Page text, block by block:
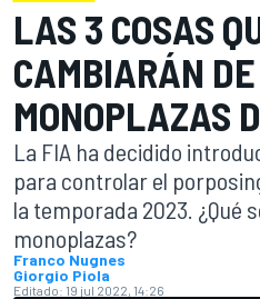
LAS 3 COSAS
CAMBIARÁN
MONOPLAZAS
La FIA ha decidido
para controlar el
la temporada 2023. ¿Qué
monoplazas?
Franco Nugnes
Giorgio Piola
Editado: 19 jul 2022, 14:26